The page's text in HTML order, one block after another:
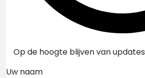
Op de hoogte blijven van updates
Uw naam